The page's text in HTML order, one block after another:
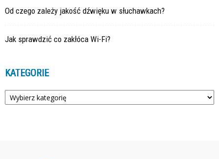
Od czego zależy jakość dźwięku w słuchawkach?
Jak sprawdzić co zakłóca Wi-Fi?
KATEGORIE
Kategorie